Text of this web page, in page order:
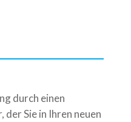
durch einen
Sie in Ihren neuen